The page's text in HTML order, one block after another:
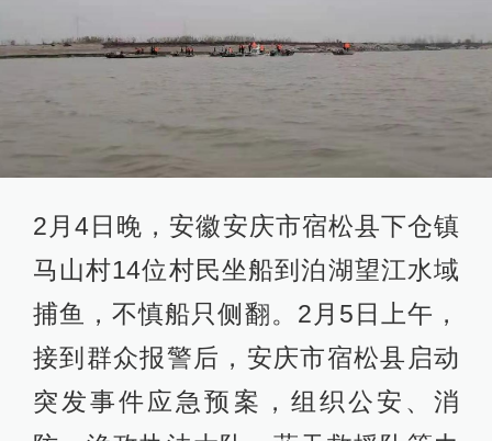
2月4日晚，安徽安庆市宿松县下仓镇
马山村14位村民坐船到泊湖望江水域
捕鱼，不慎船只侧翻。2月5日上午，
接到群众报警后，安庆市宿松县启动
突发事件应急预案，组织公安、消